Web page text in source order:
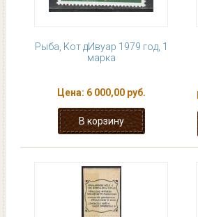
Рыба, Кот дИвуар 1979 год, 1
марка
Цена: 6 000,00 руб.